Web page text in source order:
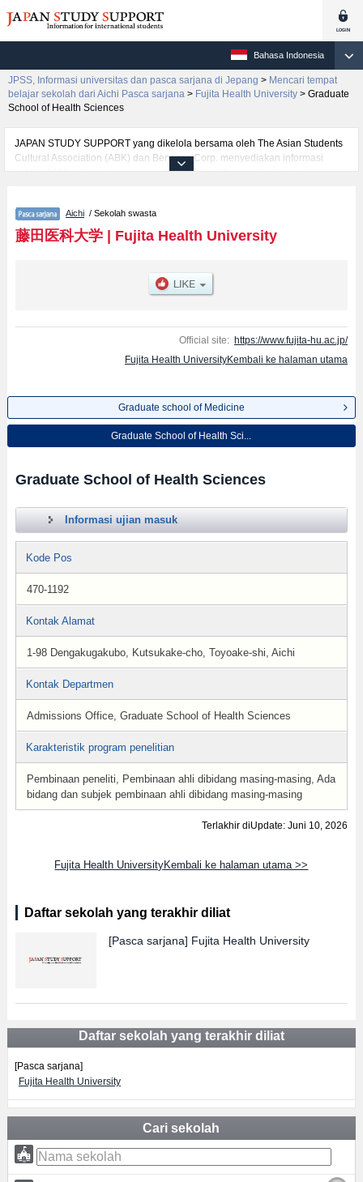
Bahasa Indonesia
JPSS, Informasi universitas dan pasca sarjana di Jepang > Mencari tempat
belajar sekolah dari Aichi Pasca sarjana > Fujita Health University > Graduate
School of Health Sciences
JAPAN STUDY SUPPORT yang dikelola bersama oleh The Asian Students
Cultural Association (ABK) dan Benesse Corp. menyediakan informasi
sekitar 1300 universitas, pascasarjana, universitas yunior, akademi
informasi per jurusan riset seperti %% research %%, serta berbagai
informasi yang berguna bagi mahasiswa(i) mancanegara seperti kuota
untuk jumlah pendaftar dan jumlah kelulusan ujian masuk mahasiswa(i)
jalan, dan lainnya. Silakan memanfaatkannya.
Aichi / Sekolah swasta
藤田医科大学| Fujita Health University
Official site: https://www.fujita-hu.ac.jp/
Fujita Health UniversityKembali ke halaman utama
Graduate school of Medicine
Graduate School of Health Sci...
Graduate School of Health Sciences
Informasi ujian masuk
Kode Pos
470-1192
Kontak Alamat
1-98 Dengakugakubo, Kutsukake-cho, Toyoake-shi, Aichi
Kontak Departmen
Admissions Office, Graduate School of Health Sciences
Karakteristik program penelitian
Pembinaan peneliti, Pembinaan ahli dibidang masing-masing, Ada
bidang dan subjek pembinaan ahli dibidang masing-masing
Terlakhir diUpdate: Juni 10, 2026
Fujita Health UniversityKembali ke halaman utama >>
Daftar sekolah yang terakhir diliat
[Pasca sarjana] Fujita Health University
Daftar sekolah yang terakhir diliat
[Pasca sarjana]
Fujita Health University
Cari sekolah